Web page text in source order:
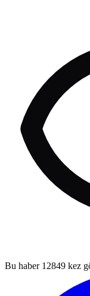
Bu haber 12849 kez